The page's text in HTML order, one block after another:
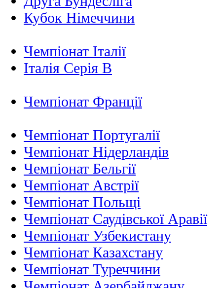
Кубок Німеччини
Чемпіонат Італії
Італія Серія B
Чемпіонат Франції
Чемпіонат Португалії
Чемпіонат Нідерландiв
Чемпіонат Бельгії
Чемпіонат Австрії
Чемпіонат Польщі
Чемпіонат Саудівської Аравії
Чемпіонат Узбекистану
Чемпіонат Казахстану
Чемпіонат Туреччини